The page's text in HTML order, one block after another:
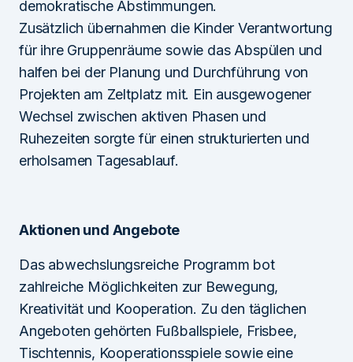
demokratische Abstimmungen.
Zusätzlich übernahmen die Kinder Verantwortung
für ihre Gruppenräume sowie das Abspülen und
halfen bei der Planung und Durchführung von
Projekten am Zeltplatz mit. Ein ausgewogener
Wechsel zwischen aktiven Phasen und
Ruhezeiten sorgte für einen strukturierten und
erholsamen Tagesablauf.
Aktionen und Angebote
Das abwechslungsreiche Programm bot
zahlreiche Möglichkeiten zur Bewegung,
Kreativität und Kooperation. Zu den täglichen
Angeboten gehörten Fußballspiele, Frisbee,
Tischtennis, Kooperationsspiele sowie eine